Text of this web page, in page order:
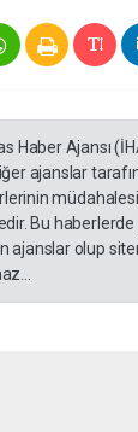
Haber Ajansı
ajanslar
Bu
ajanslar olup